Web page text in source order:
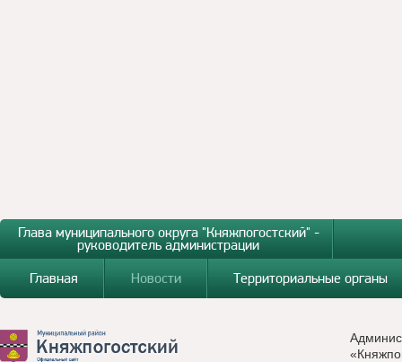
Глава муниципального округа "Княжпогостский" -
руководитель администрации
Главная
Новости Территориальные органы